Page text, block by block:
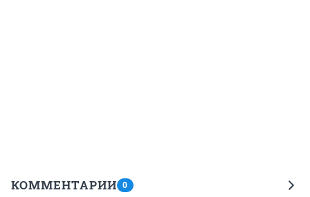
КОММЕНТАРИИ 0